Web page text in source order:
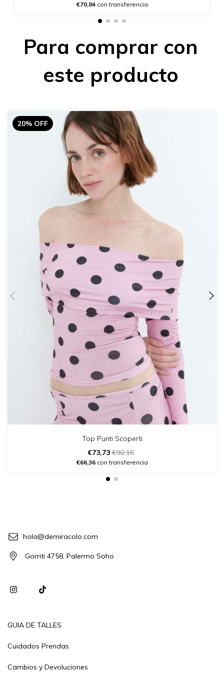
€70,84con transferencia
Para comprar con
este producto
20% OFF
Top Punti Scoperti
€73,73€92,16
€66,36con transferencia
hola@demiracolo.com
Gorriti 4758, Palermo Soho
GUIA DE TALLES
Cuidados Prendas
Cambios y Devoluciones